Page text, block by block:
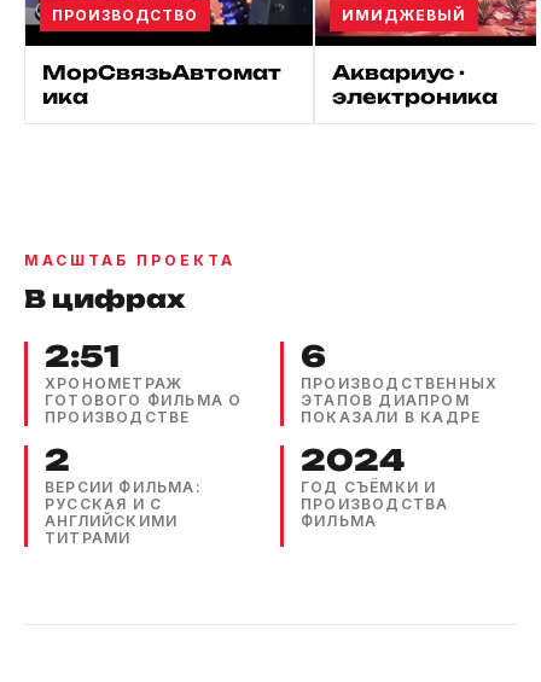
ПРОИЗВОДСТВО
МорСвязьАвтомат
ика
ИМИДЖЕВЫЙ
Аквариус ·
электроника
МАСШТАБ ПРОЕКТА
В цифрах
2:51
ХРОНОМЕТРАЖ
ГОТОВОГО ФИЛЬМА О
ПРОИЗВОДСТВЕ
6
ПРОИЗВОДСТВЕННЫХ
ЭТАПОВ ДИАПРОМ
ПОКАЗАЛИ В КАДРЕ
2
ВЕРСИИ ФИЛЬМА:
РУССКАЯ И С
АНГЛИЙСКИМИ
ТИТРАМИ
2024
ГОД СЪЁМКИ И
ПРОИЗВОДСТВА
ФИЛЬМА